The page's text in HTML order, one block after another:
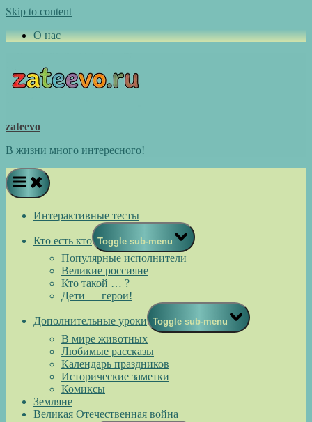
Skip to content
О нас
zateevo
В жизни много интересного!
Интерактивные тесты
Кто есть кто Toggle sub-menu
Популярные исполнители
Великие россияне
Кто такой … ?
Дети — герои!
Дополнительные уроки Toggle sub-menu
В мире животных
Любимые рассказы
Календарь праздников
Исторические заметки
Комиксы
Земляне
Великая Отечественная война